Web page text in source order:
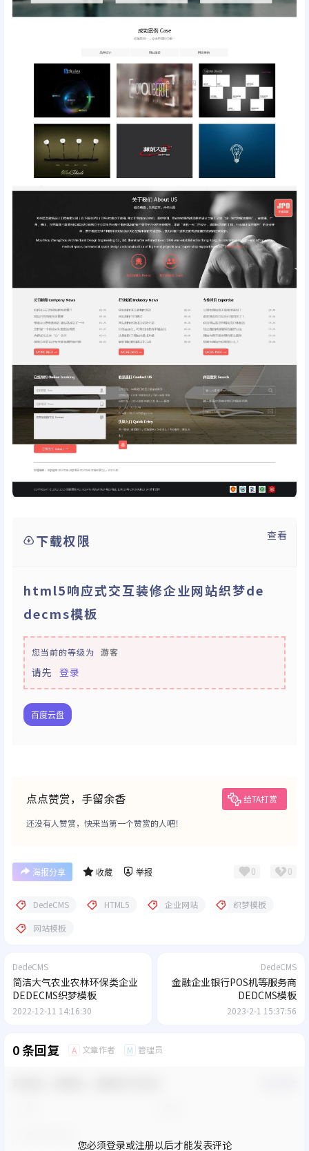
下载权限 查看
html5响应式交互装修企业网站织梦de
decms模板
您当前的等级为 游客
请先 登录
百度云盘
点点赞赏，手留余香 给TA打赏
还没有人赞赏，快来当第一个赞赏的人吧！
海报分享 收藏 举报 0 0
DedeCMS HTML5 企业网站
织梦模板
网站模板
DedeCMS
简洁大气农业农林环保类企业
DEDECMS织梦模板
2022-12-11 14:16:30
DedeCMS
金融企业银行POS机等服务商
DEDCMS模板
2023-2-1 15:37:56
0 条回复 A 文章作者 M 管理员
您必须登录或注册以后才能发表评论